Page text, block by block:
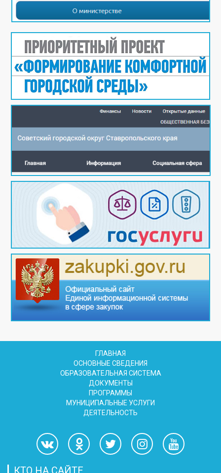
ГЛАВНАЯ
ОСНОВНЫЕ СВЕДЕНИЯ
ОБРАЗОВАТЕЛЬНАЯ СИСТЕМА
ДОКУМЕНТЫ
ПРОГРАММЫ
МУНИЦИПАЛЬНЫЕ УСЛУГИ
ДЕЯТЕЛЬНОСТЬ